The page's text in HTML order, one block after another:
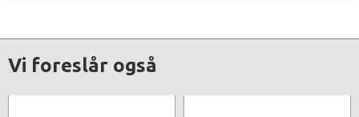
Vi foreslår også